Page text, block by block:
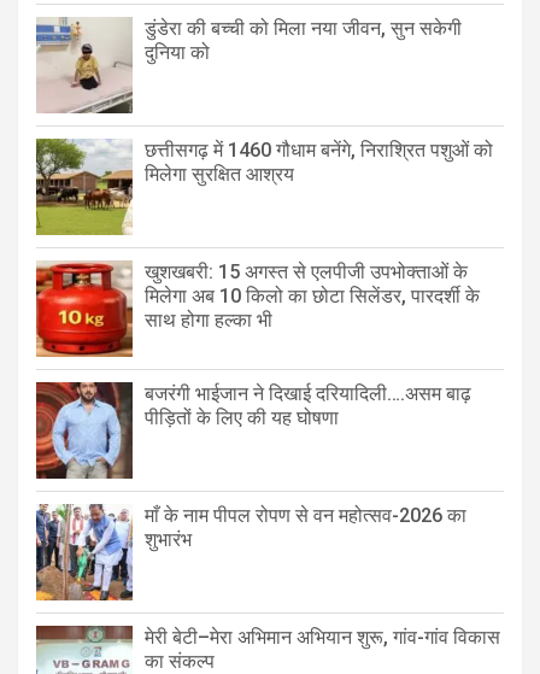
डुंडेरा की बच्ची को मिला नया जीवन, सुन सकेगी
दुनिया को
छत्तीसगढ़ में 1460 गौधाम बनेंगे, निराश्रित पशुओं को
मिलेगा सुरक्षित आश्रय
खुशखबरी: 15 अगस्त से एलपीजी उपभोक्ताओं के
मिलेगा अब 10 किलो का छोटा सिलेंडर, पारदर्शी के
साथ होगा हल्का भी
बजरंगी भाईजान ने दिखाई दरियादिली….असम बाढ़
पीड़ितों के लिए की यह घोषणा
माँ के नाम पीपल रोपण से वन महोत्सव-2026 का
शुभारंभ
मेरी बेटी–मेरा अभिमान अभियान शुरू, गांव-गांव विकास
का संकल्प